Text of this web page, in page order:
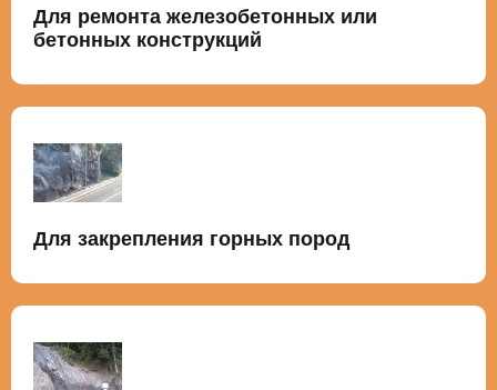
Для ремонта железобетонных или
бетонных конструкций
Для закрепления горных пород